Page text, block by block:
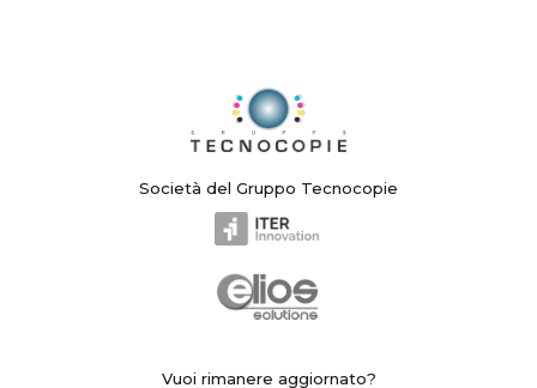
Società del Gruppo Tecnocopie
Vuoi rimanere aggiornato?